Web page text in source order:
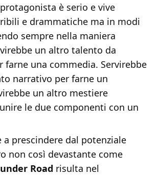
è serio e vive
e drammatiche ma in modi
sempre nella maniera
un altro talento da
farne una commedia. Servirebbe
narrativo per farne un
un altro mestiere
le due componenti con un
a prescindere dal potenziale
non così devastante come
Road risulta nel